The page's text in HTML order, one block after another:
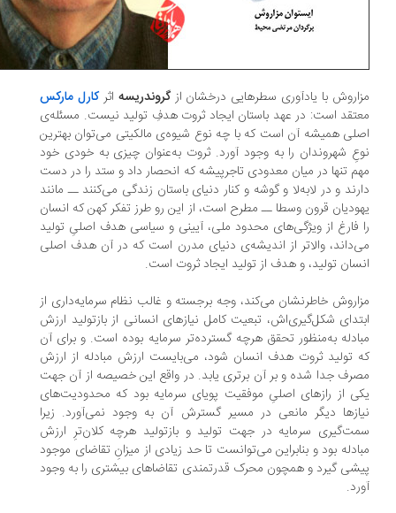
با یادآوری سطرهایی درخشان ازگروندریسهاثرکارل مارکس
است: در عهد باستان ایجاد ثروت هدفِ تولید نیست. مسئله‌ى
همیشه آن است که با چه نوع شیوه‌ى مالکیتی مى‌توان بهترین
شهروندان را به وجود آورد. ثروت به‌عنوان چیزى به خودى خود
تنها در میان معدودى تاجرپیشه که انحصار داد و ستد را در دست
و در لابه‌لا و گوشه و کنار دنیاى باستان زندگى مى‌کنند ــ مانند
قرون وسطا ــ مطرح است، از این رو طرز تفکر کهن که انسان
فارغ از ویژگى‌هاى محدود ملى، آیینی و سیاسى هدف اصلىِ تولید
والاتر از اندیشه‌ى دنیاى مدرن است که در آن هدف اصلى
تولید، و هدف از تولید ایجاد ثروت است.
خاطرنشان می‌کند، وجه برجسته و غالب نظام سرمایه‌دارى از
شکل‌گیرى‌اش، تبعیت کامل نیازهاى انسانى از بازتولید ارزش
به‌منظور تحقق هرچه گسترده‌تر سرمایه بوده است. و براى آن
تولید ثروت هدف انسان شود، مى‌بایست ارزش مبادله از ارزش
جدا شده و بر آن برترى یابد. در واقع این خصیصه از آن جهت
از رازهاى اصلىِ موفقیت پویاى سرمایه بود که محدودیت‌هاى
دیگر مانعى در مسیر گسترش آن به وجود نمى‌آورد. زیرا
سرمایه در جهت تولید و بازتولید هرچه کلان‌ترِ ارزش
بود و بنابراین مى‌توانست تا حد زیادى از میزانِ تقاضاى موجود
گیرد و همچون محرک قدرتمندى تقاضاهاى بیشترى را به وجود